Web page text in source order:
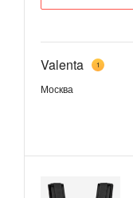
Valenta 1
Москва